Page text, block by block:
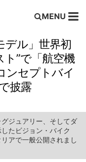
MENU
デル」世界初
ト”で「航空機
ンセプトバイ
披露
ジュアリー、そしてダ
たビジョン・バイク
アで一般公開されまし